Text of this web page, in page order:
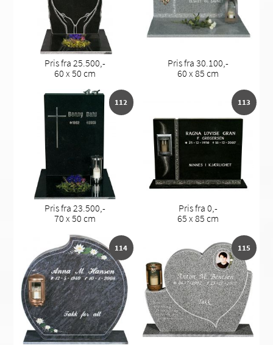
Pris fra 25.500,-
60 x 50 cm
Pris fra 30.100,-
60 x 85 cm
112
Pris fra 23.500,-
70 x 50 cm
113
Pris fra 0,-
65 x 85 cm
114 115